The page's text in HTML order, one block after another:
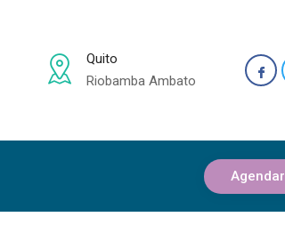
Quito
Riobamba Ambato
Agendar